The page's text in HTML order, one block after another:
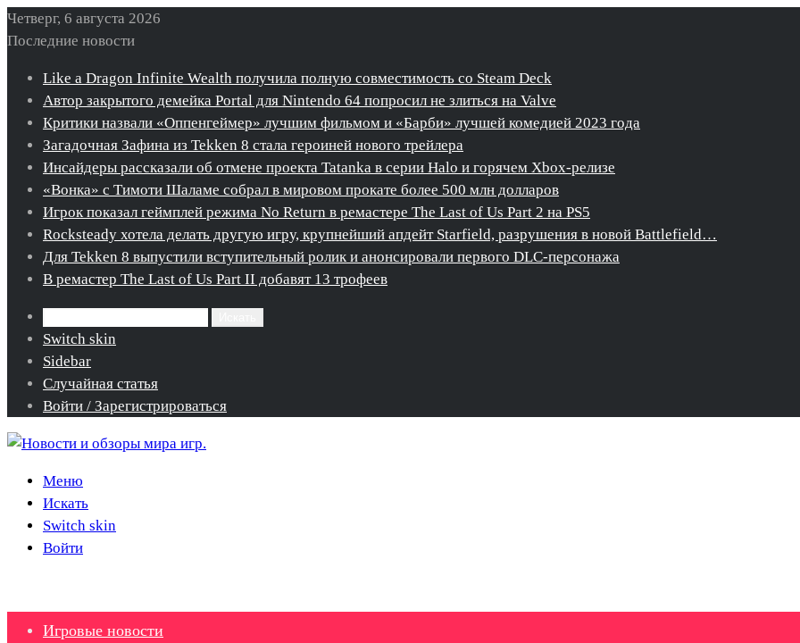
Четверг, 6 августа 2026
Последние новости
Like a Dragon Infinite Wealth получила полную совместимость со Steam Deck
Автор закрытого демейка Portal для Nintendo 64 попросил не злиться на Valve
Критики назвали «Оппенгеймер» лучшим фильмом и «Барби» лучшей комедией 2023 года
Загадочная Зафина из Tekken 8 стала героиней нового трейлера
Инсайдеры рассказали об отмене проекта Tatanka в серии Halo и горячем Xbox-релизе
«Вонка» с Тимоти Шаламе собрал в мировом прокате более 500 млн долларов
Игрок показал геймплей режима No Return в ремастере The Last of Us Part 2 на PS5
Rocksteady хотела делать другую игру, крупнейший апдейт Starfield, разрушения в новой Battlefield…
Для Tekken 8 выпустили вступительный ролик и анонсировали первого DLC-персонажа
В ремастер The Last of Us Part II добавят 13 трофеев
Switch skin
Sidebar
Случайная статья
Войти / Зарегистрироваться
Меню
Искать
Switch skin
Войти
Игровые новости